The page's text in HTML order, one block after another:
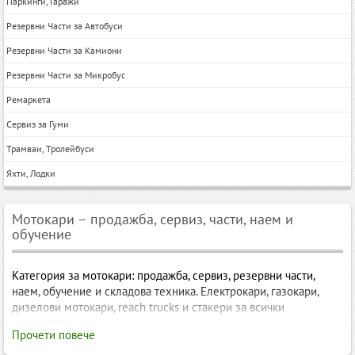
Резервни Части за Автобуси
Резервни Части за Камиони
Резервни Части за Микробус
Ремаркета
Сервиз за Гуми
Трамваи, Тролейбуси
Яхти, Лодки
Мотокари – продажба, сервиз, части, наем и
обучение
Категория за мотокари: продажба, сервиз, резервни части,
наем, обучение и складова техника. Електрокари, газокари,
дизелови мотокари, reach trucks и стакери за всички
Мотокари – видове, вносители, продажба, сервиз, резервни
Прочети повече